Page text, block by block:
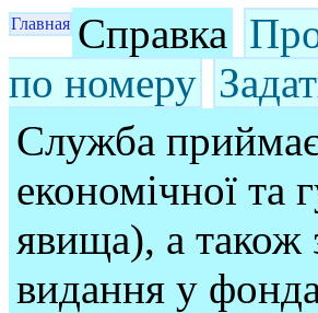
Главная Справка
по номеру
Служба приймає
економічної та
явища), а також
видання у